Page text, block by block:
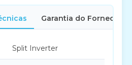
Garantia do Fornecedor
Split Inverter